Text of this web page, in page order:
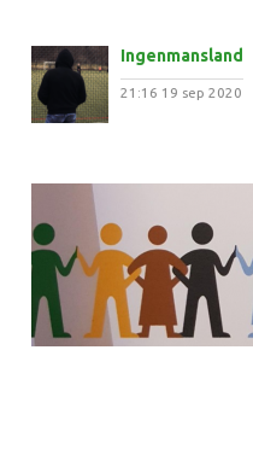
Ingenmansland
21:16 19 sep 2020